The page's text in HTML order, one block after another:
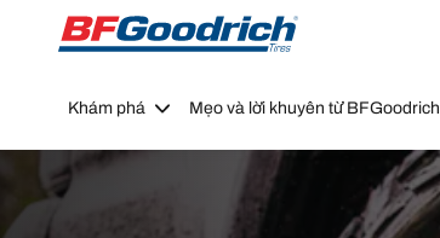
Go to page content
Go to page navigation
Khám phá Mẹo và lời khuyên từ BFGoodrich